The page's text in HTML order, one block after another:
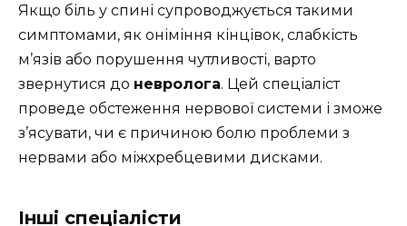
Якщо біль у спині супроводжується такими
симптомами, як оніміння кінцівок, слабкість
м’язів або порушення чутливості, варто
звернутися до невролога. Цей спеціаліст
проведе обстеження нервової системи і зможе
з’ясувати, чи є причиною болю проблеми з
нервами або міжхребцевими дисками.
Інші спеціалісти